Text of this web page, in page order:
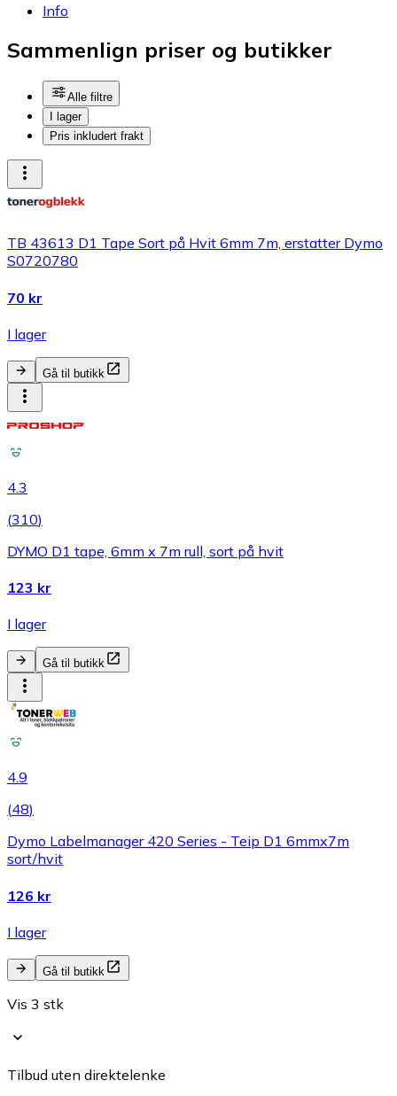
Info
Sammenlign priser og butikker
Alle filtre
I lager
Pris inkludert frakt
TB 43613 D1 Tape Sort på Hvit 6mm 7m, erstatter Dymo
S0720780
70 kr
I lager
Gå til butikk
4.3
(310)
DYMO D1 tape, 6mm x 7m rull, sort på hvit
123 kr
I lager
Gå til butikk
4.9
(48)
Dymo Labelmanager 420 Series - Teip D1 6mmx7m
sort/hvit
126 kr
I lager
Gå til butikk
Vis 3 stk
Tilbud uten direktelenke